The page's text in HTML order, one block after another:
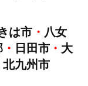
は市・ 八女
・ 日田市・ 大
北九州市